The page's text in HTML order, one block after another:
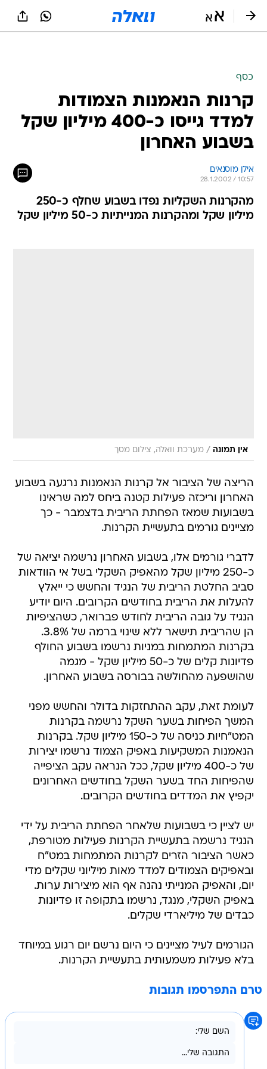
כסף
קרנות הנאמנות הצמודות
למדד גייסו כ-400 מיליון שקל
בשבוע האחרון
אילן מוסנאים
28.1.2002 / 10:57
מהקרנות השקליות נפדו בשבוע שחלף כ-250
מיליון שקל ומהקרנות המנייתיות כ-50 מיליון שקל
אין תמונה / מערכת וואלה, צילום מסך
הריצה של הציבור אל קרנות הנאמנות נרגעה בשבוע
האחרון וריכזה פעילות קטנה ביחס למה שראינו
בשבועות שמאז הפחתת הריבית בדצמבר - כך
מציינים גורמים בתעשיית הקרנות.
לדברי גורמים אלו, בשבוע האחרון נרשמה יציאה של
כ-250 מיליון שקל מהאפיק השקלי בשל אי הוודאות
סביב החלטת הריבית של הנגיד והחשש כי ייאלץ
להעלות את הריבית בחודשים הקרובים. היום יודיע
הנגיד על גובה הריבית לחודש פברואר, כשהציפיות
הן שהריבית תישאר ללא שינוי ברמה של 3.8%.
בקרנות המתמחות במניות נרשמו בשבוע החולף
פדיונות קלים של כ-50 מיליון שקל - מגמה
שהושפעה מהחולשה בבורסה בשבוע האחרון.
לעומת זאת, עקב ההתחזקות בדולר והחשש מפני
המשך הפיחות בשער השקל נרשמה בקרנות
המט"חיות כניסה של כ-150 מיליון שקל. בקרנות
הנאמנות המשקיעות באפיק הצמוד נרשמו יצירות
של כ-400 מיליון שקל, ככל הנראה עקב הציפייה
שהפיחות החד בשער השקל בחודשים האחרונים
יקפיץ את המדדים בחודשים הקרובים.
יש לציין כי בשבועות שלאחר הפחתת הריבית על ידי
הנגיד נרשמה בתעשיית הקרנות פעילות מטורפת,
כאשר הציבור הזרים לקרנות המתמחות במט"ח
ובאפיקים הצמודים למדד מאות מיליוני שקלים מדי
יום, והאפיק המנייתי נהנה אף הוא מיצירות ערות.
באפיק השקלי, מנגד, נרשמו בתקופה זו פדיונות
כבדים של מיליארדי שקלים.
הגורמים לעיל מציינים כי היום נרשם יום רגוע במיוחד
בלא פעילות משמעותית בתעשיית הקרנות.
טרם התפרסמו תגובות